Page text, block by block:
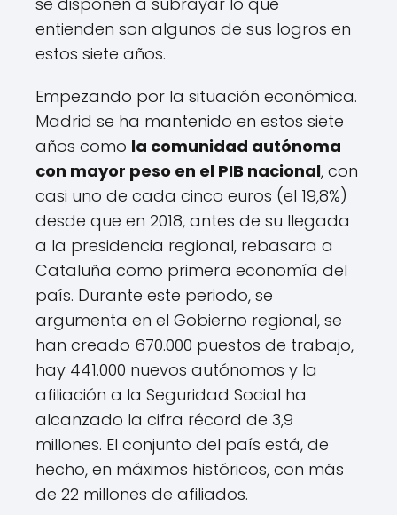
entienden son algunos de sus logros en
estos siete años.
Empezando por la situación económica.
Madrid se ha mantenido en estos siete
años como la comunidad autónoma
con mayor peso en el PIB nacional, con
casi uno de cada cinco euros (el 19,8%)
desde que en 2018, antes de su llegada
a la presidencia regional, rebasara a
Cataluña como primera economía del
país. Durante este periodo, se
argumenta en el Gobierno regional, se
han creado 670.000 puestos de trabajo,
hay 441.000 nuevos autónomos y la
afiliación a la Seguridad Social ha
alcanzado la cifra récord de 3,9
millones. El conjunto del país está, de
hecho, en máximos históricos, con más
de 22 millones de afiliados.